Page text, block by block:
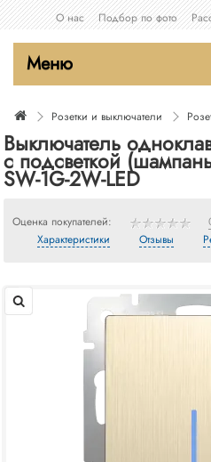
О нас
Подбор по фото
Меню
Розетки и выключатели
Выключатель
с подсветкой
SW-1G-2W-LED
Оценка покупателей:
Характеристики
Отзывы